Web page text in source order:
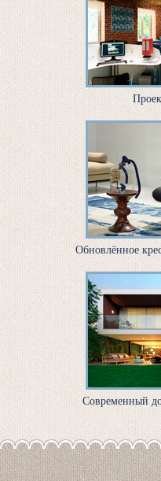
Обновлённое
Современный